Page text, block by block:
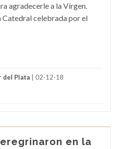
agradecerle a la Vírgen.
Catedral celebrada por el
del Plata | 02-12-18
en la